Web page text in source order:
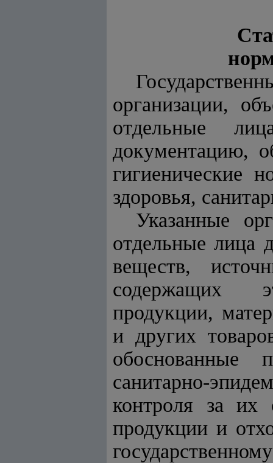
организации,
отдельные
документацию,
гигиенические
здоровья,
Указанные
отдельные лица
веществ,
содержащих
продукции,
и других
обоснованные
санитарно-
контроля за их
продукции и